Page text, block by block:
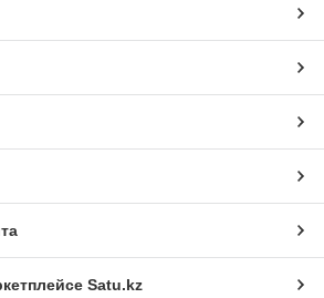
Satu.kz